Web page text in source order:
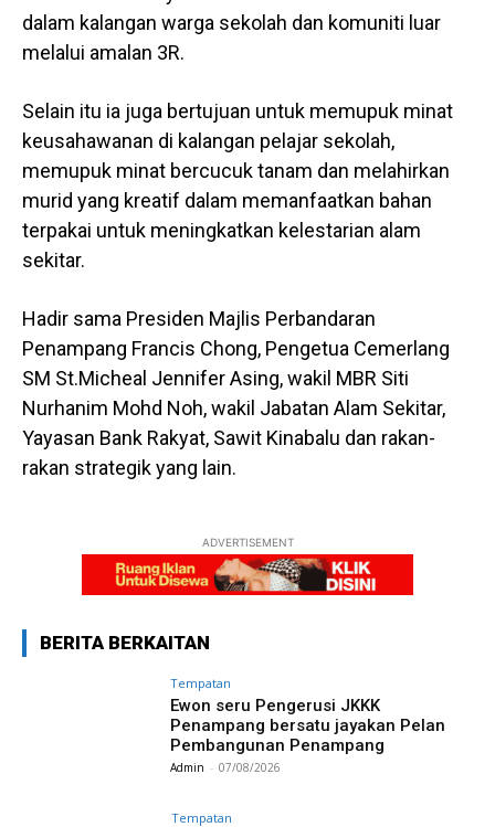
dalam kalangan warga sekolah dan komuniti luar
melalui amalan 3R.
Selain itu ia juga bertujuan untuk memupuk minat
keusahawanan di kalangan pelajar sekolah,
memupuk minat bercucuk tanam dan melahirkan
murid yang kreatif dalam memanfaatkan bahan
terpakai untuk meningkatkan kelestarian alam
sekitar.
Hadir sama Presiden Majlis Perbandaran
Penampang Francis Chong, Pengetua Cemerlang
SM St.Micheal Jennifer Asing, wakil MBR Siti
Nurhanim Mohd Noh, wakil Jabatan Alam Sekitar,
Yayasan Bank Rakyat, Sawit Kinabalu dan rakan-
rakan strategik yang lain.
ADVERTISEMENT
BERITA BERKAITAN
Tempatan
Ewon seru Pengerusi JKKK
Penampang bersatu jayakan Pelan
Pembangunan Penampang
Admin - 07/08/2026
Tempatan